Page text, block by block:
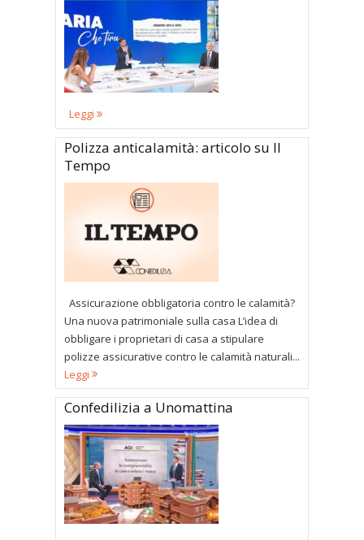
Leggi
Polizza anticalamità: articolo su Il
Tempo
Assicurazione obbligatoria contro le calamità?
Una nuova patrimoniale sulla casa L’idea di
obbligare i proprietari di casa a stipulare
polizze assicurative contro le calamità naturali...
Leggi
Confedilizia a Unomattina